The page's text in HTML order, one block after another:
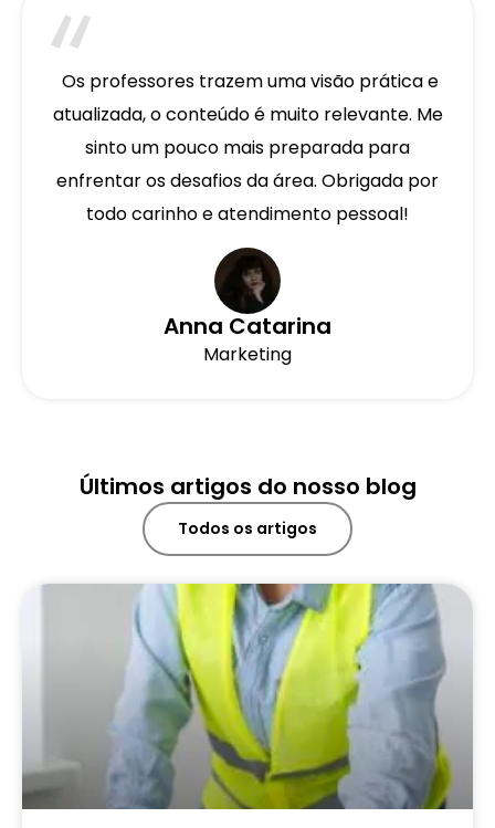
Os professores trazem uma visão prática e
atualizada, o conteúdo é muito relevante. Me
sinto um pouco mais preparada para
enfrentar os desafios da área. Obrigada por
todo carinho e atendimento pessoal!
Anna Catarina
Marketing
Últimos artigos do nosso blog
Todos os artigos